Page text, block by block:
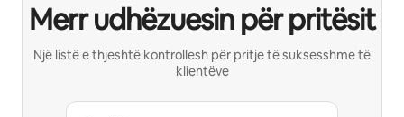
Merr udhëzuesin për pritësit
Një listë e thjeshtë kontrollesh për pritje të suksesshme të
klientëve